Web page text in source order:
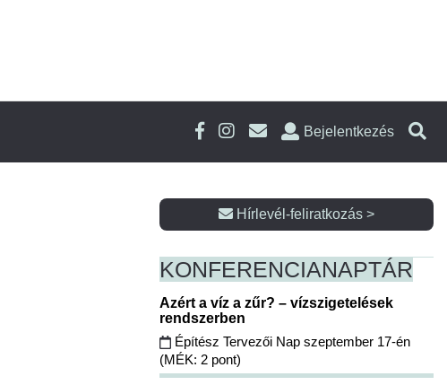
Bejelentkezés
Hírlevél-feliratkozás >
KONFERENCIANAPTÁR
Azért a víz a zűr? – vízszigetelések
rendszerben
Építész Tervezői Nap szeptember 17-én
(MÉK: 2 pont)